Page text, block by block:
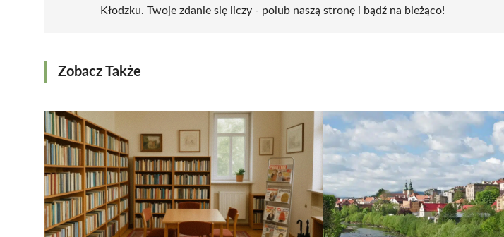
Kłodzku. Twoje zdanie się liczy - polub naszą stronę i bądź na bieżąco!
Zobacz Także